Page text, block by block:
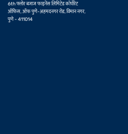
6th फ्लोर बजाज फाइनेंस लिमिटेड कॉर्पोरेट
ऑफिस, ऑफ पुणे-अहमदनगर रोड, विमान नगर,
पुणे - 411014